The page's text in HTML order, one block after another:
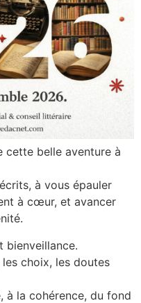
cette belle aventure à
à vous épauler
à cœur, et avancer
bienveillance.
les choix, les doutes
à la cohérence, du fond